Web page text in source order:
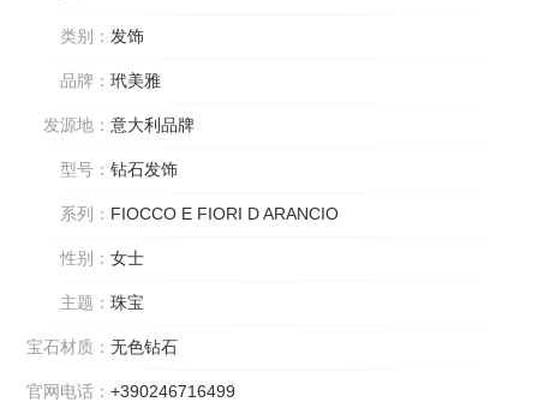
类别： 发饰
品牌： 玳美雅
发源地： 意大利品牌
型号： 钻石发饰
系列： FIOCCO E FIORI D ARANCIO
性别： 女士
主题： 珠宝
宝石材质： 无色钻石
官网电话： +390246716499